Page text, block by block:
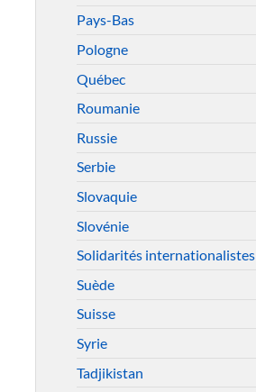
Pays-Bas
Pologne
Québec
Roumanie
Russie
Serbie
Slovaquie
Slovénie
Solidarités internationalistes
Suède
Suisse
Syrie
Tadjikistan